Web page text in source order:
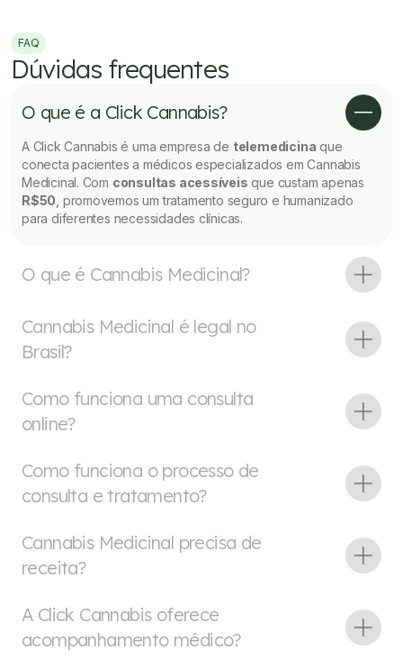
FAQ
Dúvidas frequentes
O que é a Click Cannabis?
A Click Cannabis é uma empresa de telemedicina que
conecta pacientes a médicos especializados em Cannabis
Medicinal. Com consultas acessíveis que custam apenas
R$50 , promovemos um tratamento seguro e humanizado
para diferentes necessidades clínicas.
O que é Cannabis Medicinal?
Cannabis Medicinal é legal no
Brasil?
Como funciona uma consulta
online?
Como funciona o processo de
consulta e tratamento?
Cannabis Medicinal precisa de
receita?
A Click Cannabis oferece
acompanhamento médico?